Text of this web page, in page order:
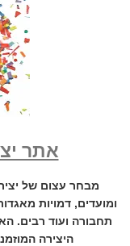
אתר
מבחר עצום של
ומועדים, דמויות
תחבורה ועוד רבים.
היצירה